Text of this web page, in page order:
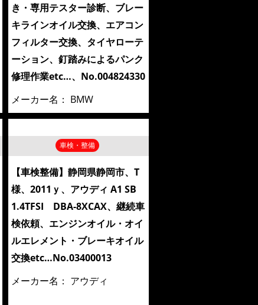
き・専用テスター診断、ブレー
キラインオイル交換、エアコン
フィルター交換、タイヤローテ
ーション、釘踏みによるパンク
修理作業etc…、No.004824330
メーカー名： BMW
車検・整備
【車検整備】静岡県静岡市、T
様、2011ｙ、アウディ A1 SB
1.4TFSI DBA-8XCAX、継続車
検依頼、エンジンオイル・オイ
ルエレメント・ブレーキオイル
交換etc…No.03400013
メーカー名： アウディ